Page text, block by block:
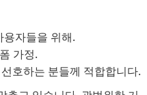
자들을 위해.
가정.
호하는 분들께 적합합니다.